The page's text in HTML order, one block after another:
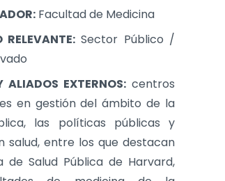
Facultad de Medicina
RELEVANTE: Sector Público /
ALIADOS EXTERNOS:centros
en gestión del ámbito de la
las políticas públicas y
salud, entre los que destacan
de Salud Pública de Harvard,